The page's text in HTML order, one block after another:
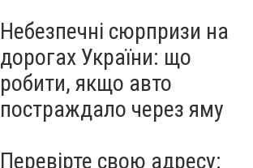
Небезпечні сюрпризи на
дорогах України: що
робити, якщо авто
постраждало через яму
Перевірте свою адресу: